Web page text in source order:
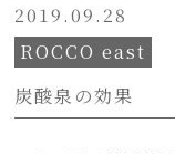
2019.09.28
ROCCO east
炭酸泉の効果